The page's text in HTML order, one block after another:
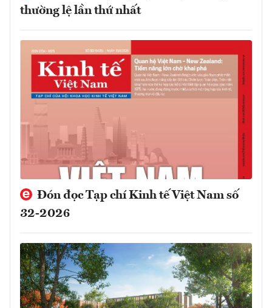
thường lệ lần thứ nhất
Đón đọc Tạp chí Kinh tế Việt Nam số
32-2026